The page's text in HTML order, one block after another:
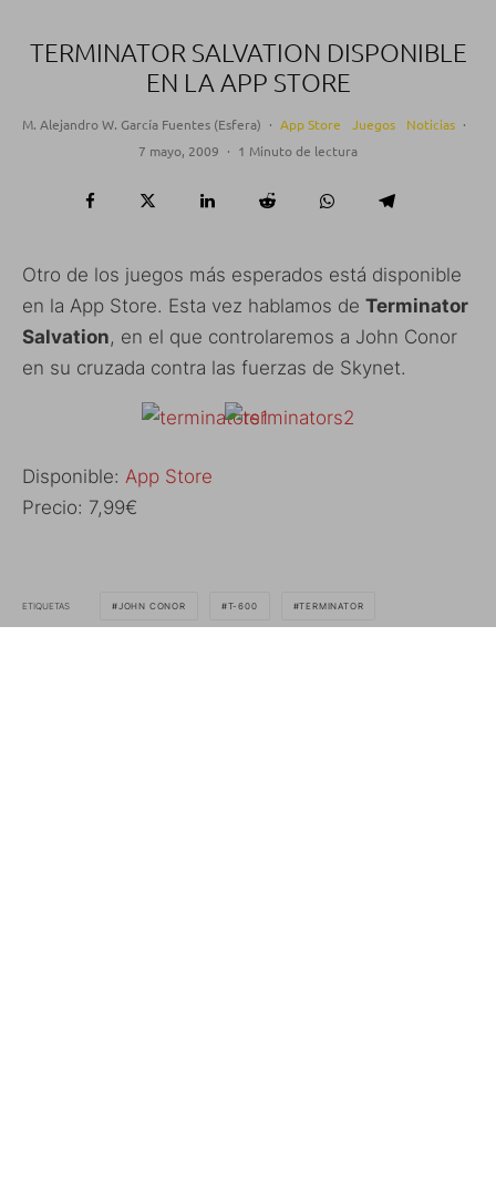
TERMINATOR SALVATION DISPONIBLE
EN LA APP STORE
M. Alejandro W. García Fuentes (Esfera) · App Store Juegos Noticias ·
7 mayo, 2009 · 1 Minuto de lectura
Otro de los juegos más esperados está disponible
en la App Store. Esta vez hablamos de Terminator
Salvation, en el que controlaremos a John Conor
en su cruzada contra las fuerzas de Skynet.
Disponible: App Store
Precio: 7,99€
ETIQUETAS JOHN CONOR T-600 TERMINATOR